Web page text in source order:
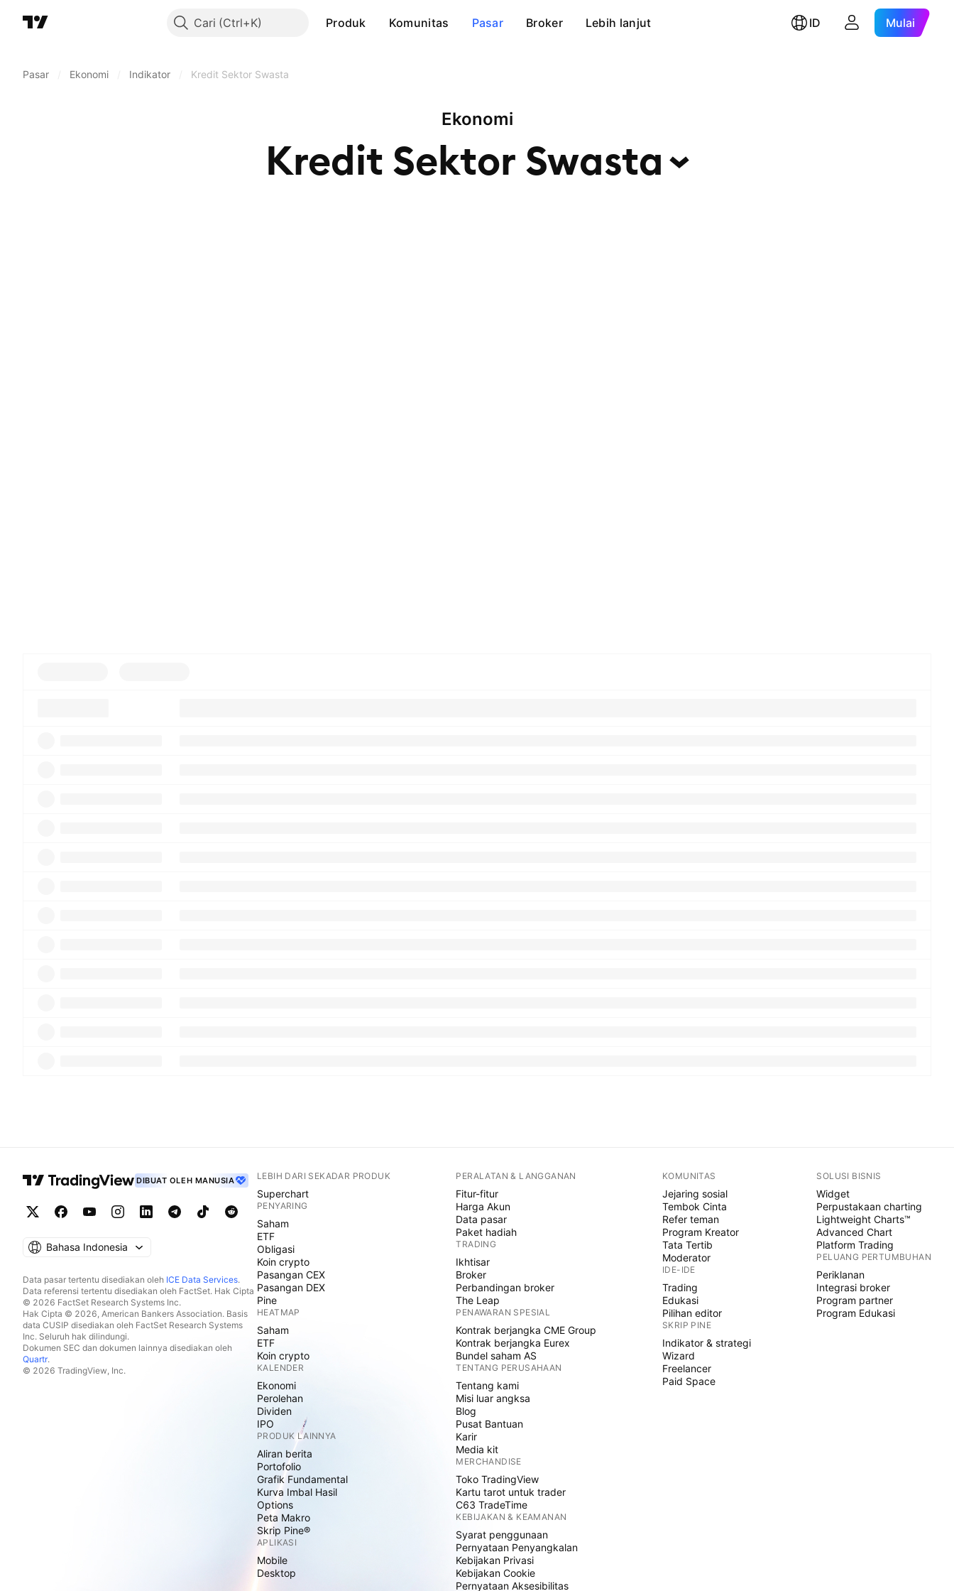
Cari Produk Komunitas Pasar Broker Lebih lanjut ID Mulai
Pasar Ekonomi Indikator Kredit Sektor Swasta
Ekonomi
Kredit Sektor Swasta
DIBUAT OLEH MANUSIA
Bahasa Indonesia
Data pasar tertentu disediakan oleh ICE Data Services.
Data referensi tertentu disediakan oleh FactSet. Hak Cipta
© 2026 FactSet Research Systems Inc.
Hak Cipta © 2026, American Bankers Association. Basis
data CUSIP disediakan oleh FactSet Research Systems
Inc. Seluruh hak dilindungi.
Dokumen SEC dan dokumen lainnya disediakan oleh
Quartr.
© 2026 TradingView, Inc.
LEBIH DARI SEKADAR PRODUK
Superchart
PENYARING
Saham
ETF
Obligasi
Koin crypto
Pasangan CEX
Pasangan DEX
Pine
HEATMAP
Saham
ETF
Koin crypto
KALENDER
Ekonomi
Perolehan
Dividen
IPO
PRODUK LAINNYA
Aliran berita
Portofolio
Grafik Fundamental
Kurva Imbal Hasil
Options
Peta Makro
Skrip Pine®
APLIKASI
Mobile
Desktop
PERALATAN & LANGGANAN
Fitur-fitur
Harga Akun
Data pasar
Paket hadiah
TRADING
Ikhtisar
Broker
Perbandingan broker
The Leap
PENAWARAN SPESIAL
Kontrak berjangka CME Group
Kontrak berjangka Eurex
Bundel saham AS
TENTANG PERUSAHAAN
Tentang kami
Misi luar angksa
Blog
Pusat Bantuan
Karir
Media kit
MERCHANDISE
Toko TradingView
Kartu tarot untuk trader
C63 TradeTime
KEBIJAKAN & KEAMANAN
Syarat penggunaan
Pernyataan Penyangkalan
Kebijakan Privasi
Kebijakan Cookie
Pernyataan Aksesibilitas
KOMUNITAS
Jejaring sosial
Tembok Cinta
Refer teman
Program Kreator
Tata Tertib
Moderator
IDE-IDE
Trading
Edukasi
Pilihan editor
SKRIP PINE
Indikator & strategi
Wizard
Freelancer
Paid Space
SOLUSI BISNIS
Widget
Perpustakaan charting
Lightweight Charts™
Advanced Chart
Platform Trading
PELUANG PERTUMBUHAN
Periklanan
Integrasi broker
Program partner
Program Edukasi